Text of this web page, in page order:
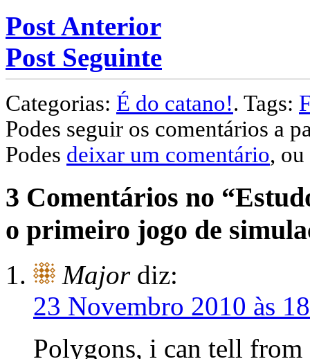
Post Anterior
Post Seguinte
Categorias: É do catano!. Tags:
Podes seguir os comentários a
Podes deixar um comentário,
3 Comentários no
o primeiro jogo de
Major diz:
23 Novembro 2010 às
Polygons, i can tell from